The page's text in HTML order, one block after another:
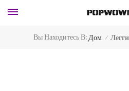
Вы Находитесь В: Дом /